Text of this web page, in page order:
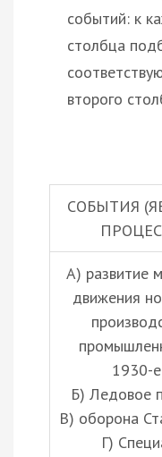
событий: к
столбца
второго
СОБЫТИЯ
А) развитие
движения
1930-е
Б) Ледовое
В) оборона
Г)